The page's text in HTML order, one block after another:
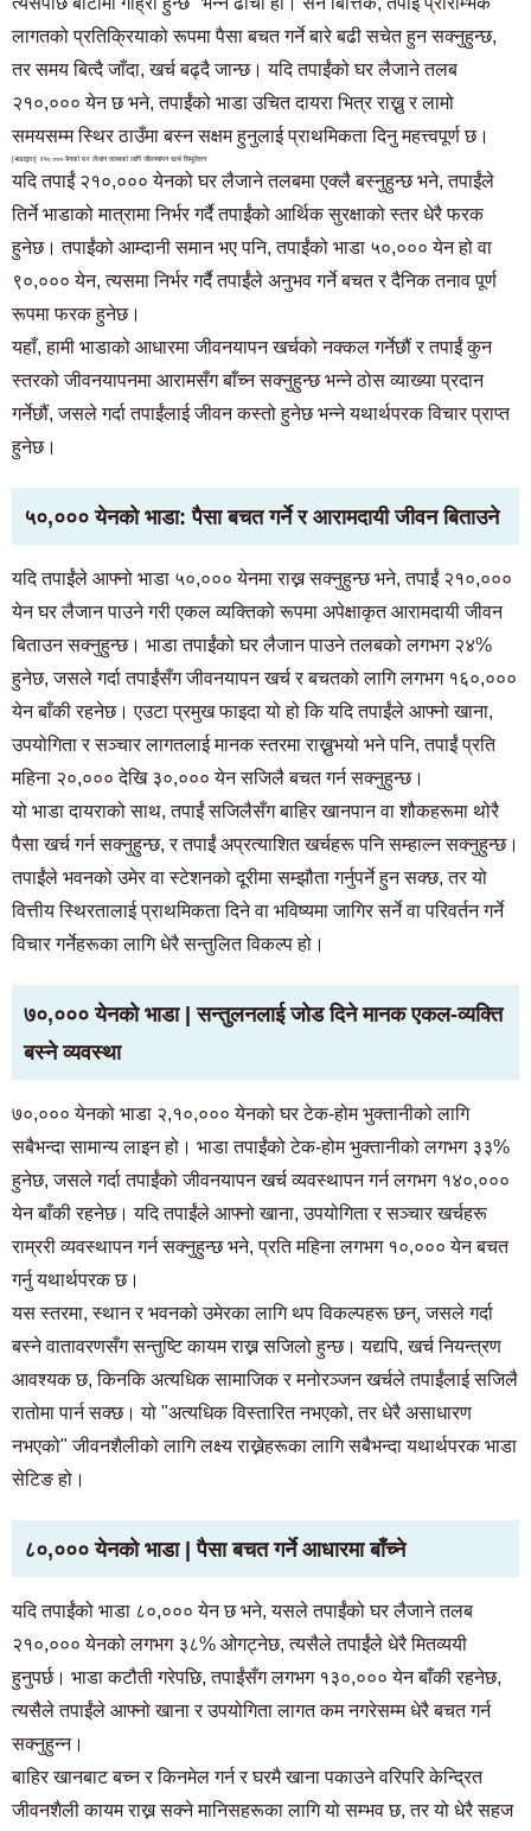
लागतको प्रतिक्रियाको रूपमा पैसा बचत गर्ने बारे बढी सचेत हुन सक्नुहुन्छ,
तर समय बित्दै जाँदा, खर्च बढ्दै जान्छ। यदि तपाईंको घर लैजाने तलब
२१०,००० येन छ भने, तपाईंको भाडा उचित दायरा भित्र राख्नु र लामो
समयसम्म स्थिर ठाउँमा बस्न सक्षम हुनुलाई प्राथमिकता दिनु महत्त्वपूर्ण छ।
[भाडाद्वारा] २१०,००० येनको घर लैजान तलबको लागि जीवनयापन खर्च सिमुलेशन
यदि तपाईं २१०,००० येनको घर लैजाने तलबमा एक्लै बस्नुहुन्छ भने, तपाईंले
तिर्ने भाडाको मात्रामा निर्भर गर्दै तपाईंको आर्थिक सुरक्षाको स्तर धेरै फरक
हुनेछ। तपाईंको आम्दानी समान भए पनि, तपाईंको भाडा ५०,००० येन हो वा
९०,००० येन, त्यसमा निर्भर गर्दै तपाईंले अनुभव गर्ने बचत र दैनिक तनाव पूर्ण
रूपमा फरक हुनेछ।
यहाँ, हामी भाडाको आधारमा जीवनयापन खर्चको नक्कल गर्नेछौं र तपाईं कुन
स्तरको जीवनयापनमा आरामसँग बाँच्न सक्नुहुन्छ भन्ने ठोस व्याख्या प्रदान
गर्नेछौं, जसले गर्दा तपाईंलाई जीवन कस्तो हुनेछ भन्ने यथार्थपरक विचार प्राप्त
हुनेछ।
५०,००० येनको भाडा: पैसा बचत गर्ने र आरामदायी जीवन बिताउने
यदि तपाईंले आफ्नो भाडा ५०,००० येनमा राख्न सक्नुहुन्छ भने, तपाईं २१०,०००
येन घर लैजान पाउने गरी एकल व्यक्तिको रूपमा अपेक्षाकृत आरामदायी जीवन
बिताउन सक्नुहुन्छ। भाडा तपाईंको घर लैजान पाउने तलबको लगभग २४%
हुनेछ, जसले गर्दा तपाईंसँग जीवनयापन खर्च र बचतको लागि लगभग १६०,०००
येन बाँकी रहनेछ। एउटा प्रमुख फाइदा यो हो कि यदि तपाईंले आफ्नो खाना,
उपयोगिता र सञ्चार लागतलाई मानक स्तरमा राख्नुभयो भने पनि, तपाईं प्रति
महिना २०,००० देखि ३०,००० येन सजिलै बचत गर्न सक्नुहुन्छ।
यो भाडा दायराको साथ, तपाईं सजिलैसँग बाहिर खानपान वा शौकहरूमा थोरै
पैसा खर्च गर्न सक्नुहुन्छ, र तपाईं अप्रत्याशित खर्चहरू पनि सम्हाल्न सक्नुहुन्छ।
तपाईंले भवनको उमेर वा स्टेशनको दूरीमा सम्झौता गर्नुपर्ने हुन सक्छ, तर यो
वित्तीय स्थिरतालाई प्राथमिकता दिने वा भविष्यमा जागिर सर्ने वा परिवर्तन गर्ने
विचार गर्नेहरूका लागि धेरै सन्तुलित विकल्प हो।
७०,००० येनको भाडा | सन्तुलनलाई जोड दिने मानक एकल-व्यक्ति
बस्ने व्यवस्था
७०,००० येनको भाडा २,१०,००० येनको घर टेक-होम भुक्तानीको लागि
सबैभन्दा सामान्य लाइन हो। भाडा तपाईंको टेक-होम भुक्तानीको लगभग ३३%
हुनेछ, जसले गर्दा तपाईंको जीवनयापन खर्च व्यवस्थापन गर्न लगभग १४०,०००
येन बाँकी रहनेछ। यदि तपाईंले आफ्नो खाना, उपयोगिता र सञ्चार खर्चहरू
राम्ररी व्यवस्थापन गर्न सक्नुहुन्छ भने, प्रति महिना लगभग १०,००० येन बचत
गर्नु यथार्थपरक छ।
यस स्तरमा, स्थान र भवनको उमेरका लागि थप विकल्पहरू छन्, जसले गर्दा
बस्ने वातावरणसँग सन्तुष्टि कायम राख्न सजिलो हुन्छ। यद्यपि, खर्च नियन्त्रण
आवश्यक छ, किनकि अत्यधिक सामाजिक र मनोरञ्जन खर्चले तपाईंलाई सजिलै
रातोमा पार्न सक्छ। यो "अत्यधिक विस्तारित नभएको, तर धेरै असाधारण
नभएको" जीवनशैलीको लागि लक्ष्य राख्नेहरूका लागि सबैभन्दा यथार्थपरक भाडा
सेटिङ हो।
८०,००० येनको भाडा | पैसा बचत गर्ने आधारमा बाँच्ने
यदि तपाईंको भाडा ८०,००० येन छ भने, यसले तपाईंको घर लैजाने तलब
२१०,००० येनको लगभग ३८% ओगट्नेछ, त्यसैले तपाईंले धेरै मितव्ययी
हुनुपर्छ। भाडा कटौती गरेपछि, तपाईंसँग लगभग १३०,००० येन बाँकी रहनेछ,
त्यसैले तपाईंले आफ्नो खाना र उपयोगिता लागत कम नगरेसम्म धेरै बचत गर्न
सक्नुहुन्न।
बाहिर खानबाट बच्न र किनमेल गर्न र घरमै खाना पकाउने वरिपरि केन्द्रित
जीवनशैली कायम राख्न सक्ने मानिसहरूका लागि यो सम्भव छ, तर यो धेरै सहज